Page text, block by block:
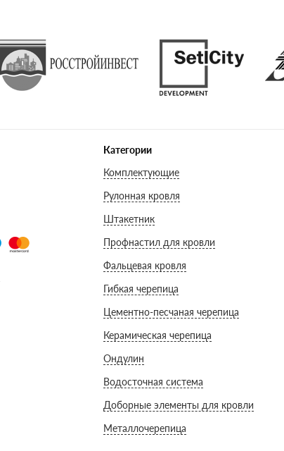
Категории
Комплектующие
Рулонная кровля
Штакетник
Профнастил для кровли
Фальцевая кровля
Гибкая черепица
Цементно-песчаная черепица
Керамическая черепица
Ондулин
Водосточная система
Доборные элементы для кровли
Металлочерепица